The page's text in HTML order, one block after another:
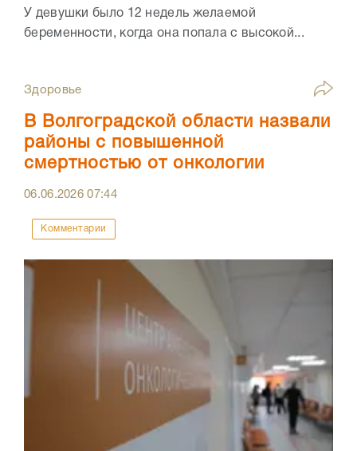
У девушки было 12 недель желаемой
беременности, когда она попала с высокой...
Здоровье
В Волгоградской области назвали
районы с повышенной
смертностью от онкологии
06.06.202607:44
Комментарии